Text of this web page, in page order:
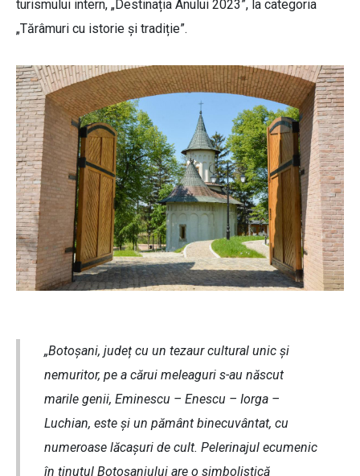
turismului intern, „Destinația Anului 2023”, la categoria
„Tărâmuri cu istorie și tradiție”.
„Botoșani, județ cu un tezaur cultural unic și
nemuritor, pe a cărui meleaguri s-au născut
marile genii, Eminescu – Enescu – Iorga –
Luchian, este și un pământ binecuvântat, cu
numeroase lăcașuri de cult. Pelerinajul ecumenic
în ținutul Botoșaniului are o simbolistică